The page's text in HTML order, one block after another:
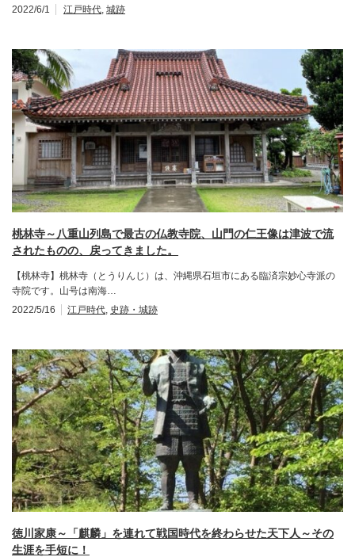
2022/6/1 江戸時代, 城跡
桃林寺～八重山列島で最古の仏教寺院、山門の仁王像は津波で流
されたものの、戻ってきました。
【桃林寺】桃林寺（とうりんじ）は、沖縄県石垣市にある臨済宗妙心寺派の
寺院です。山号は南海…
2022/5/16
江戸時代 史跡・城跡
徳川家康～「麒麟」を連れて戦国時代を終わらせた天下人～その
生涯を手短に！